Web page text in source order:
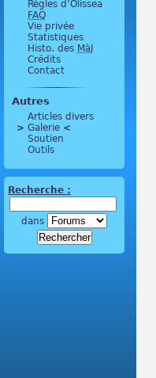
Règles d’Olissea
FAQ
Vie privée
Statistiques
Histo. des MàJ
Crédits
Contact
Autres
Articles divers
> Galerie <
Soutien
Outils
Recherche :
dans